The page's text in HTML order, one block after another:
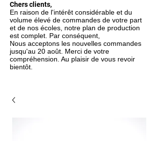
Chers clients,
En raison de l'intérêt considérable et du
volume élevé de commandes de votre part
et de nos écoles, notre plan de production
est complet. Par conséquent,
Nous acceptons les nouvelles commandes
jusqu'au 20 août. Merci de votre
compréhension. Au plaisir de vous revoir
bientôt.